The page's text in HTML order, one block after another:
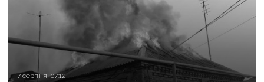
7 серпня, 07:12